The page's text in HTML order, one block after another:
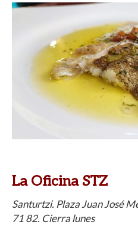
La Oficina STZ
Santurtzi. Plaza Juan José
71 82. Cierra lunes